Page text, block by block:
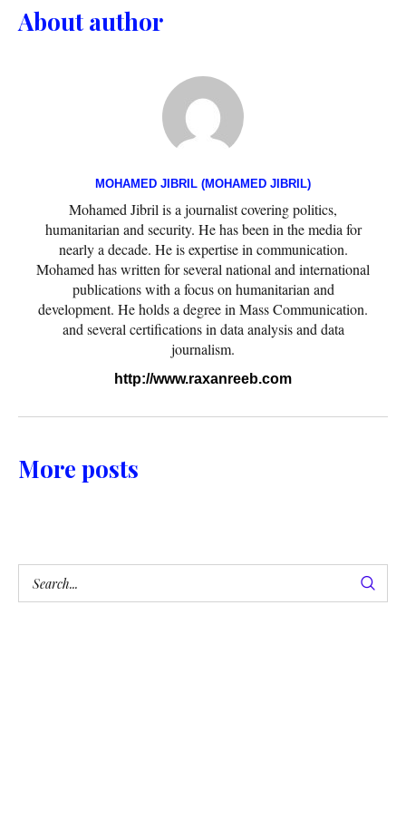
About author
MOHAMED JIBRIL (MOHAMED JIBRIL)
Mohamed Jibril is a journalist covering politics,
humanitarian and security. He has been in the media for
nearly a decade. He is expertise in communication.
Mohamed has written for several national and international
publications with a focus on humanitarian and
development. He holds a degree in Mass Communication.
and several certifications in data analysis and data
journalism.
http://www.raxanreeb.com
More posts